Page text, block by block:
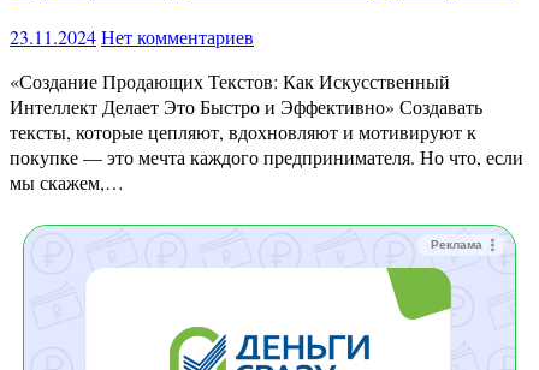
23.11.2024Нет комментариев
«Создание Продающих Текстов: Как Искусственный
Интеллект Делает Это Быстро и Эффективно» Создавать
тексты, которые цепляют, вдохновляют и мотивируют к
покупке — это мечта каждого предпринимателя. Но что, если
мы скажем,…
Реклама